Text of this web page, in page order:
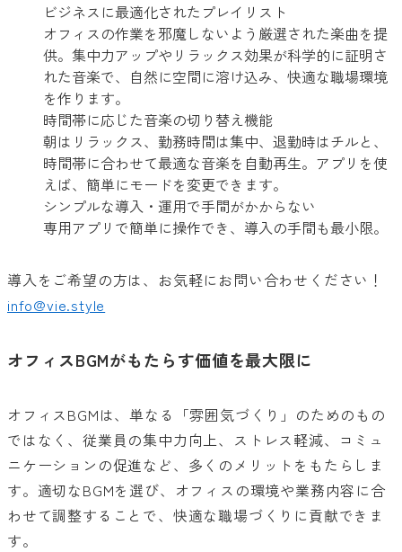
ビジネスに最適化されたプレイリスト
オフィスの作業を邪魔しないよう厳選された楽曲を提
供。集中力アップやリラックス効果が科学的に証明さ
れた音楽で、自然に空間に溶け込み、快適な職場環境
を作ります。
時間帯に応じた音楽の切り替え機能
朝はリラックス、勤務時間は集中、退勤時はチルと、
時間帯に合わせて最適な音楽を自動再生。アプリを使
えば、簡単にモードを変更できます。
シンプルな導入・運用で手間がかからない
専用アプリで簡単に操作でき、導入の手間も最小限。
導入をご希望の方は、お気軽にお問い合わせください！
info@vie.style
オフィスBGMがもたらす価値を最大限に
オフィスBGMは、単なる「雰囲気づくり」のためのもの
ではなく、従業員の集中力向上、ストレス軽減、コミュ
ニケーションの促進など、多くのメリットをもたらしま
す。適切なBGMを選び、オフィスの環境や業務内容に合
わせて調整することで、快適な職場づくりに貢献できま
す。